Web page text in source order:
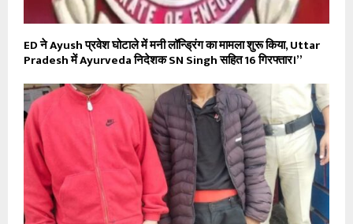
ED ने Ayush प्रवेश घोटाले में मनी लॉन्ड्रिंग का मामला शुरू किया, Uttar
Pradesh में Ayurveda निदेशक SN Singh सहित 16 गिरफ्तार।”